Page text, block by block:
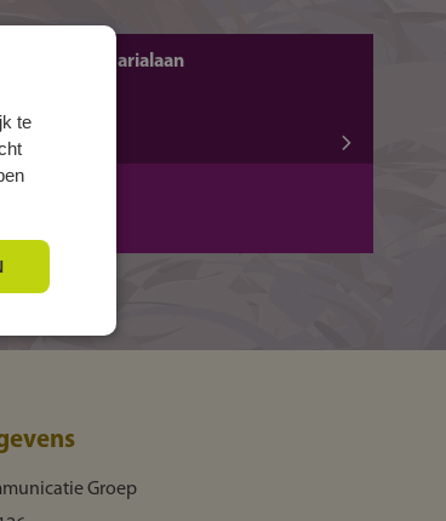
Keizerin Marialaan
jaar
Groep
te